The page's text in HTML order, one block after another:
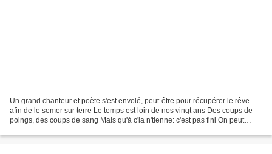
Un grand chanteur et poète s'est envolé, peut-être pour récupérer le rêve
afin de le semer sur terre Le temps est loin de nos vingt ans Des coups de
poings, des coups de sang Mais qu'à c'la n'tienne: c'est pas fini On peut